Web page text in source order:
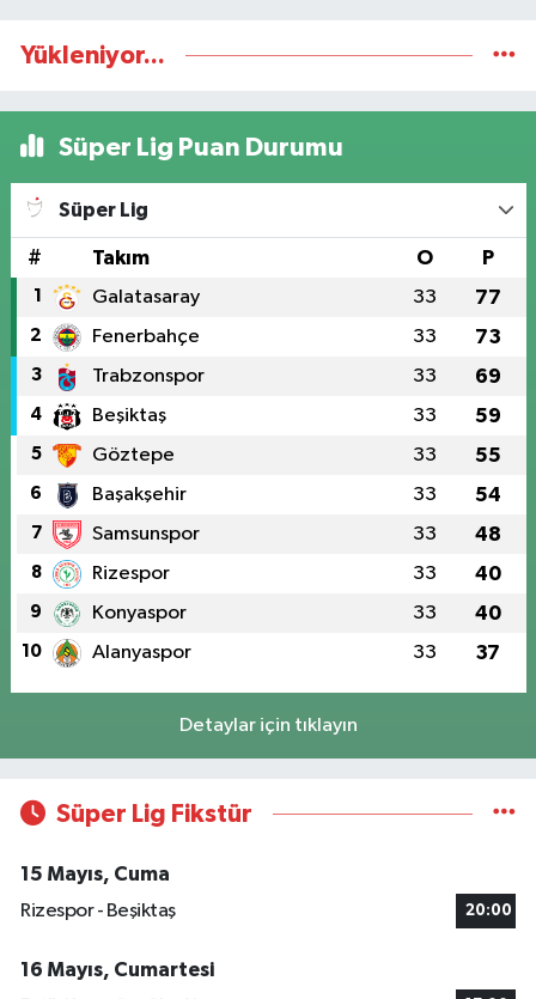
Yükleniyor...
Süper Lig Puan Durumu
Süper Lig
# Takım O P
1 Galatasaray 33 77
2 Fenerbahçe 33 73
3 Trabzonspor 33 69
4 Beşiktaş 33 59
5 Göztepe 33 55
6 Başakşehir 33 54
7 Samsunspor 33 48
8 Rizespor 33 40
9 Konyaspor 33 40
10 Alanyaspor 33 37
Detaylar için tıklayın
Süper Lig Fikstür
15 Mayıs, Cuma
Rizespor - Beşiktaş
20:00
16 Mayıs, Cumartesi